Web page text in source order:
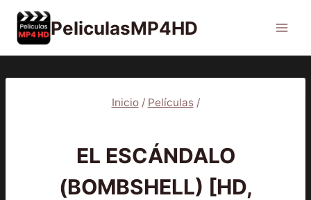
Saltar
contenido
PeliculasMP4HD
Inicio / Películas /
EL ESCÁNDALO
(BOMBSHELL) [HD,